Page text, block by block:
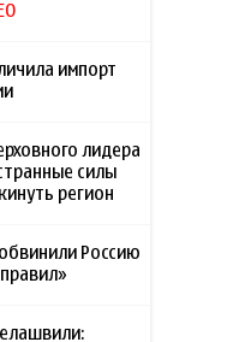
импорт
лидера
силы
регион
Россию